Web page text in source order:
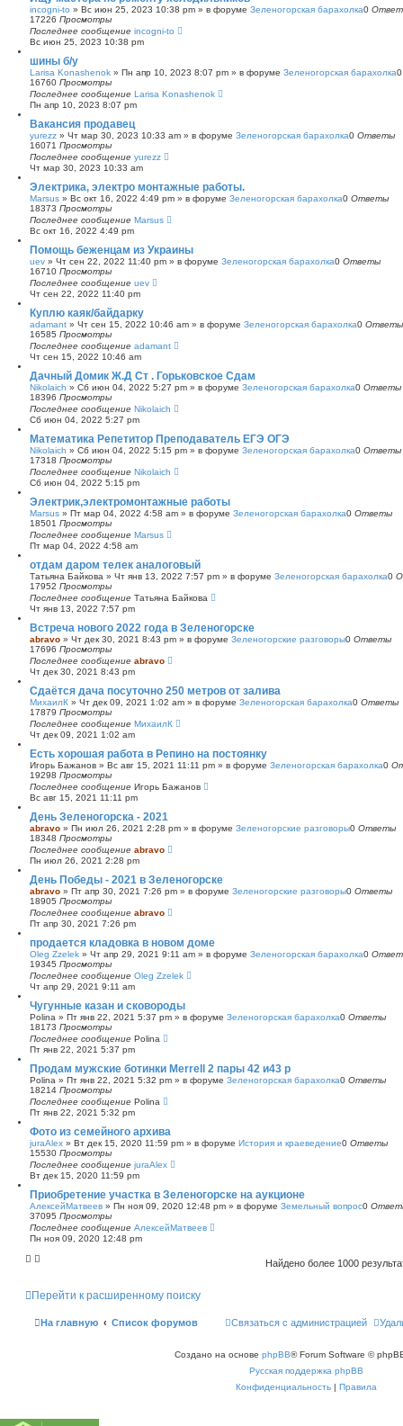
incogni-to » Вс июн 25, 2023 10:38 pm » в форуме Зеленогорская барахолка0
17226 Просмотры
Последнее сообщение incogni-to
Вс июн 25, 2023 10:38 pm
шины б/у
Larisa Konashenok » Пн апр 10, 2023 8:07 pm » в форуме Зеленогорская барахолка
16760 Просмотры
Последнее сообщение Larisa Konashenok
Пн апр 10, 2023 8:07 pm
Вакансия продавец
yurezz » Чт мар 30, 2023 10:33 am » в форуме Зеленогорская барахолка0 Ответы
16071 Просмотры
Последнее сообщение yurezz
Чт мар 30, 2023 10:33 am
Электрика, электро монтажные работы.
Marsus » Вс окт 16, 2022 4:49 pm » в форуме Зеленогорская барахолка0 Ответы
18373 Просмотры
Последнее сообщение Marsus
Вс окт 16, 2022 4:49 pm
Помощь беженцам из Украины
uev » Чт сен 22, 2022 11:40 pm » в форуме Зеленогорская барахолка0 Ответы
16710 Просмотры
Последнее сообщение uev
Чт сен 22, 2022 11:40 pm
Куплю каяк/байдарку
adamant » Чт сен 15, 2022 10:46 am » в форуме Зеленогорская барахолка0 Ответы
16585 Просмотры
Последнее сообщение adamant
Чт сен 15, 2022 10:46 am
Дачный Домик Ж.Д Ст . Горьковское Сдам
Nikolaich » Сб июн 04, 2022 5:27 pm » в форуме Зеленогорская барахолка0 Ответы
18396 Просмотры
Последнее сообщение Nikolaich
Сб июн 04, 2022 5:27 pm
Математика Репетитор Преподаватель ЕГЭ ОГЭ
Nikolaich » Сб июн 04, 2022 5:15 pm » в форуме Зеленогорская барахолка0 Ответы
17318 Просмотры
Последнее сообщение Nikolaich
Сб июн 04, 2022 5:15 pm
Электрик,электромонтажные работы
Marsus » Пт мар 04, 2022 4:58 am » в форуме Зеленогорская барахолка0 Ответы
18501 Просмотры
Последнее сообщение Marsus
Пт мар 04, 2022 4:58 am
отдам даром телек аналоговый
Татьяна Байкова » Чт янв 13, 2022 7:57 pm » в форуме Зеленогорская барахолка0
17952 Просмотры
Последнее сообщение Татьяна Байкова
Чт янв 13, 2022 7:57 pm
Встреча нового 2022 года в Зеленогорске
abravo » Чт дек 30, 2021 8:43 pm » в форуме Зеленогорские разговоры0 Ответы
17696 Просмотры
Последнее сообщение abravo
Чт дек 30, 2021 8:43 pm
Сдаётся дача посуточно 250 метров от залива
МихаилК » Чт дек 09, 2021 1:02 am » в форуме Зеленогорская барахолка0 Ответы
17879 Просмотры
Последнее сообщение МихаилК
Чт дек 09, 2021 1:02 am
Есть хорошая работа в Репино на постоянку
Игорь Бажанов » Вс авг 15, 2021 11:11 pm » в форуме Зеленогорская барахолка0
19298 Просмотры
Последнее сообщение Игорь Бажанов
Вс авг 15, 2021 11:11 pm
День Зеленогорска - 2021
abravo » Пн июл 26, 2021 2:28 pm » в форуме Зеленогорские разговоры0 Ответы
18348 Просмотры
Последнее сообщение abravo
Пн июл 26, 2021 2:28 pm
День Победы - 2021 в Зеленогорске
abravo » Пт апр 30, 2021 7:26 pm » в форуме Зеленогорские разговоры0 Ответы
18905 Просмотры
Последнее сообщение abravo
Пт апр 30, 2021 7:26 pm
продается кладовка в новом доме
Oleg Zzelek » Чт апр 29, 2021 9:11 am » в форуме Зеленогорская барахолка0
19345 Просмотры
Последнее сообщение Oleg Zzelek
Чт апр 29, 2021 9:11 am
Чугунные казан и сковороды
Polina » Пт янв 22, 2021 5:37 pm » в форуме Зеленогорская барахолка0 Ответы
18173 Просмотры
Последнее сообщение Polina
Пт янв 22, 2021 5:37 pm
Продам мужские ботинки Merrell 2 пары 42 и43 р
Polina » Пт янв 22, 2021 5:32 pm » в форуме Зеленогорская барахолка0 Ответы
18214 Просмотры
Последнее сообщение Polina
Пт янв 22, 2021 5:32 pm
Фото из семейного архива
juraAlex » Вт дек 15, 2020 11:59 pm » в форуме История и краеведение0 Ответы
15530 Просмотры
Последнее сообщение juraAlex
Вт дек 15, 2020 11:59 pm
Приобретение участка в Зеленогорске на аукционе
АлексейМатвеев » Пн ноя 09, 2020 12:48 pm » в форуме Земельный вопрос0
37095 Просмотры
Последнее сообщение АлексейМатвеев
Пн ноя 09, 2020 12:48 pm
Найдено более 1000
Перейти к расширенному поиску
На главную Список форумов Связаться с администрацией
Создано на основе phpBB® Forum Software ©
Русская поддержка phpBB
Конфиденциальность | Правила